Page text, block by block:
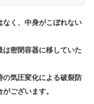
なく、中身がこぼれない
は密閉容器に移していた
の気圧変化による破裂防
ございます。